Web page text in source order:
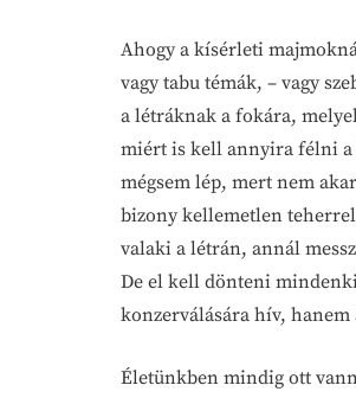
Ahogy a kísérleti
vagy tabu témák, – vagy
a létráknak a fokára,
miért is kell annyira félni a
mégsem lép, mert nem
bizony kellemetlen
valaki a létrán, annál
De el kell dönteni
konzerválására hív, hanem
Életünkben mindig ott